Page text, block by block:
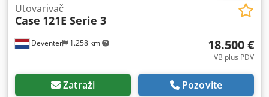
Deventer 1.258 km
Utovarivač
Case 121E Serie 3
18.500 €
VB plus PDV
Zatraži Pozovite